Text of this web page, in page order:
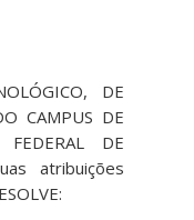
DE
CAMPUS DE
FEDERAL DE
atribuições